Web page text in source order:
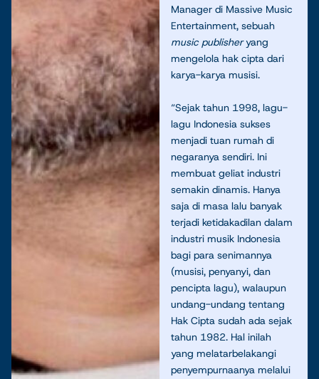
Manager di Massive Music
Entertainment, sebuah
music publisheryang
mengelola hak cipta dari
karya-karya musisi.
“Sejak tahun 1998, lagu-
lagu Indonesia sukses
menjadi tuan rumah di
negaranya sendiri. Ini
membuat geliat industri
semakin dinamis. Hanya
saja di masa lalu banyak
terjadi ketidakadilan dalam
industri musik Indonesia
bagi para senimannya
(musisi, penyanyi, dan
pencipta lagu), walaupun
undang-undang tentang
Hak Cipta sudah ada sejak
tahun 1982. Hal inilah
yang melatarbelakangi
penyempurnaanya melalui